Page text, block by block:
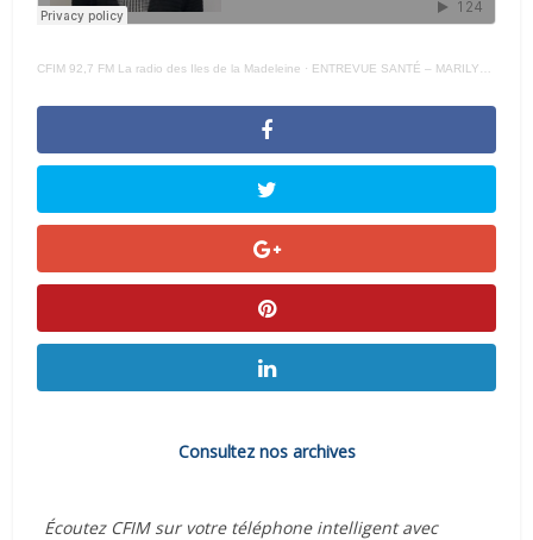
CFIM 92,7 FM La radio des Iles de la Madeleine · ENTREVUE SANTÉ – MARILYN BOUDREAU VACCIN 24 – 03 – 21
Consultez nos archives
Écoutez CFIM sur votre téléphone intelligent avec